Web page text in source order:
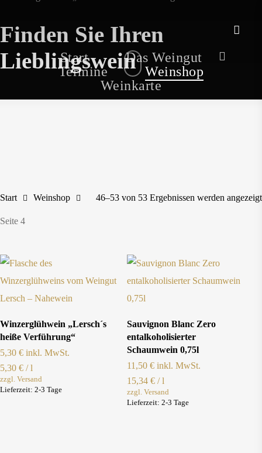
to
main
content
Start
Das Weingut
Termine
Weinshop
Weinkarte
Finden Sie Ihren
Lieblingswein
46–53 von 53 Ergebnissen werden angezeigt
Start Weinshop
Seite 4
Produkt Ansehen
Winzerglühwein „Lersch´s
heiße Verführung“
5,30 € inkl. MwSt.
5,30 € /l
zzgl. Versand
Lieferzeit: 2-3 Tage
Produkt Ansehen
Sauvignon Blanc Zero
entalkoholisierter
Schaumwein 0,75l
11,50 € inkl. MwSt.
15,34 €/l
zzgl. Versand
Lieferzeit: 2-3 Tage